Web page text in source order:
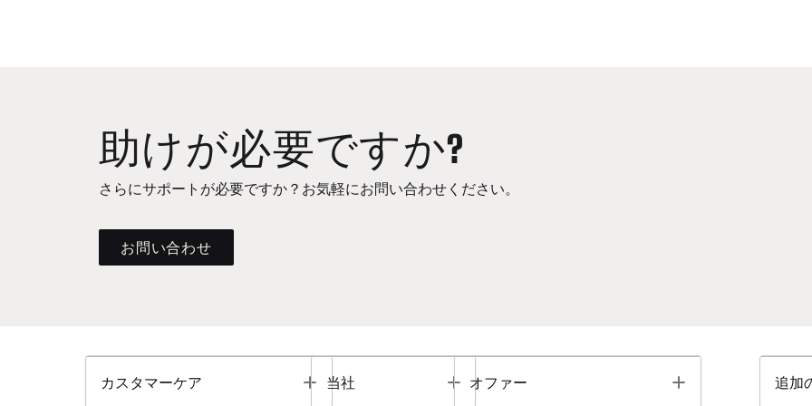
助けが必要ですか?
さらにサポートが必要ですか？お気軽にお問い合わせください。
お問い合わせ
カスタマーケア Toggle
当社 Toggle
オファー Toggle 追加